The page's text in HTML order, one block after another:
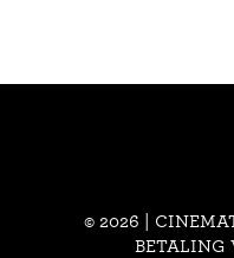
© 2026 |
BETALING